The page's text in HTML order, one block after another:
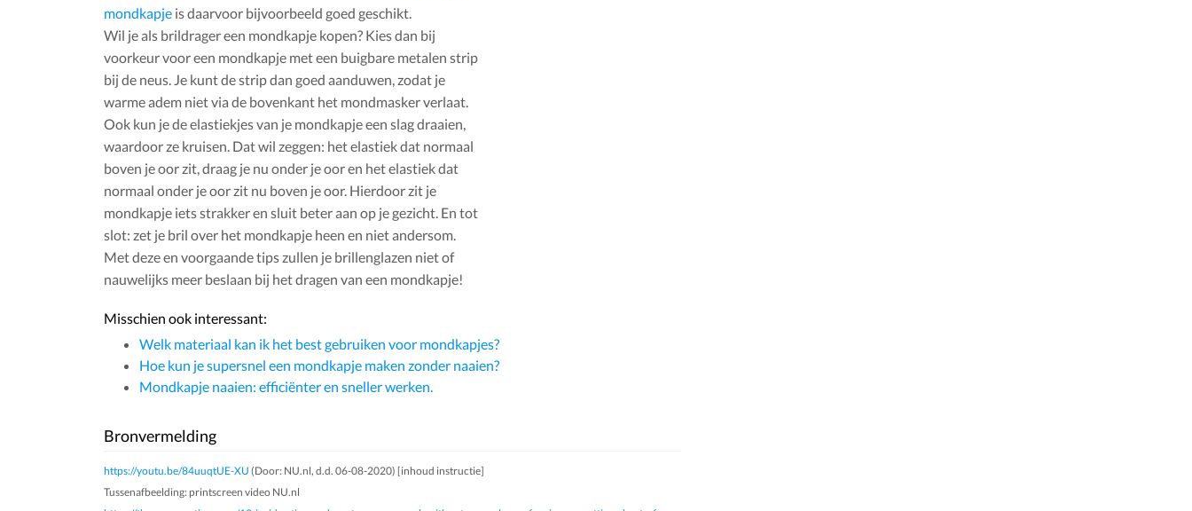
mondkapje is daarvoor bijvoorbeeld goed geschikt.
Wil je als brildrager een mondkapje kopen? Kies dan bij
voorkeur voor een mondkapje met een buigbare metalen strip
bij de neus. Je kunt de strip dan goed aanduwen, zodat je
warme adem niet via de bovenkant het mondmasker verlaat.
Ook kun je de elastiekjes van je mondkapje een slag draaien,
waardoor ze kruisen. Dat wil zeggen: het elastiek dat normaal
boven je oor zit, draag je nu onder je oor en het elastiek dat
normaal onder je oor zit nu boven je oor. Hierdoor zit je
mondkapje iets strakker en sluit beter aan op je gezicht. En tot
slot: zet je bril over het mondkapje heen en niet andersom.
Met deze en voorgaande tips zullen je brillenglazen niet of
nauwelijks meer beslaan bij het dragen van een mondkapje!
Misschien ook interessant:
Welk materiaal kan ik het best gebruiken voor mondkapjes?
Hoe kun je supersnel een mondkapje maken zonder naaien?
Mondkapje naaien: efficiënter en sneller werken.
Bronvermelding
https://youtu.be/84uuqtUE-XU (Door: NU.nl, d.d. 06-08-2020) [inhoud instructie]
Tussenafbeelding: printscreen video NU.nl